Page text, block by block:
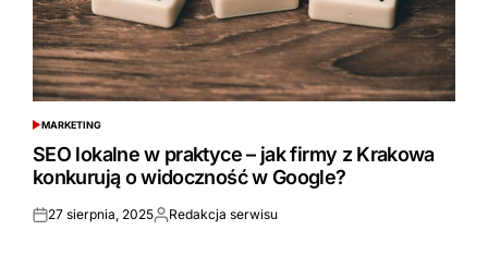
POSTED
IN
MARKETING
SEO lokalne w praktyce – jak firmy z Krakowa
konkurują o widoczność w Google?
Opublikowane
27 sierpnia, 2025Opublikowane
Redakcja serwisu